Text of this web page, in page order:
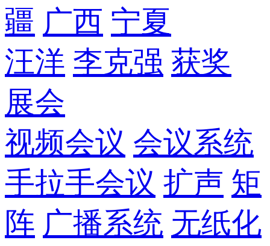
疆 广西 宁夏
汪洋 李克强 获奖
展会
视频会议 会议系统
手拉手会议 扩声 矩
阵 广播系统 无纸化